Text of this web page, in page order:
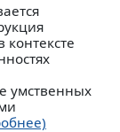
умственных